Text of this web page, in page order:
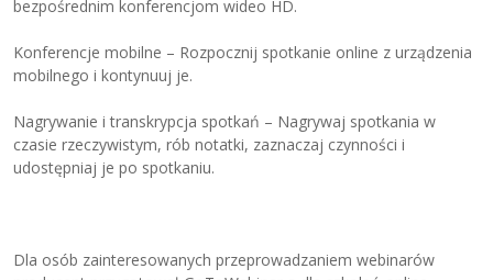
bezpośrednim konferencjom wideo HD.
Konferencje mobilne – Rozpocznij spotkanie online z urządzenia
mobilnego i kontynuuj je.
Nagrywanie i transkrypcja spotkań – Nagrywaj spotkania w
czasie rzeczywistym, rób notatki, zaznaczaj czynności i
udostępniaj je po spotkaniu.
Dla osób zainteresowanych przeprowadzaniem webinarów